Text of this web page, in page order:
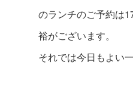
のランチのご予約は
裕がございます。
それでは今日もよい